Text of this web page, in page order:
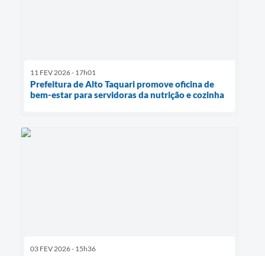
11 FEV 2026 - 17h01
Prefeitura de Alto Taquari promove oficina de
bem-estar para servidoras da nutrição e cozinha
03 FEV 2026 - 15h36